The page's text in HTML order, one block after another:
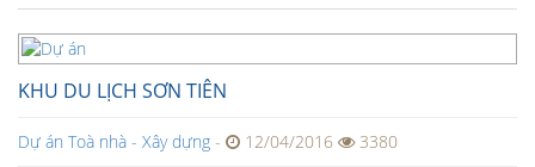
KHU DU LỊCH SƠN TIÊN
Dự án Toà nhà - Xây dựng - 12/04/2016 3380